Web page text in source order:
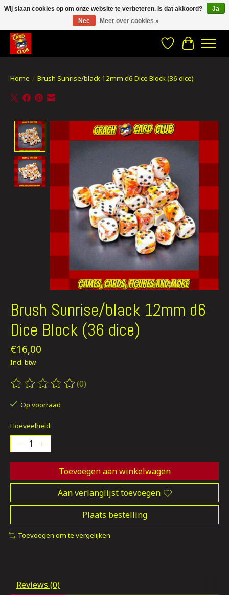
CRACH CARD CLUB , The best place to Geek out!
Verlanglijst
Home / Brush Sunrise/black 12mm d6 Dice Block (36 dice)
Product image slideshow Items
Brush Sunrise/black 12mm d6
Dice Block (36 dice)
€16,00
Incl. btw
De beoordeling van dit product is
(0)
Op voorraad
Hoeveelheid:
Toevoegen aan winkelwagen
Aan verlanglijst toevoegen
Plaats bestelling
Toevoegen om te vergelijken
Reviews (0)
Wij slaan cookies op om onze website te verbeteren. Is dat akkoord?
Ja
Nee
Meer over cookies »